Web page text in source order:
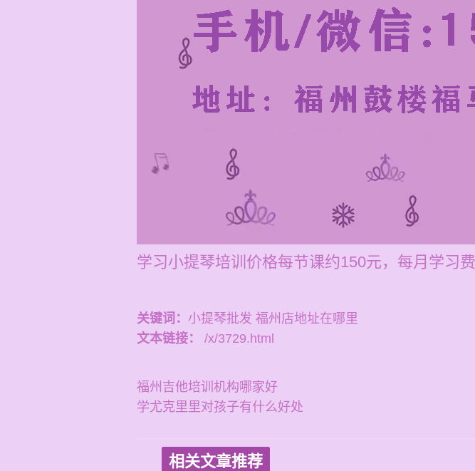
学习小提琴培训价格每节课约150元，每月学习费
关键词： 小提琴批发 福州店地址在哪里
文本链接：
/x/3729.html
福州吉他培训机构哪家好
学尤克里里对孩子有什么好处
相关文章推荐